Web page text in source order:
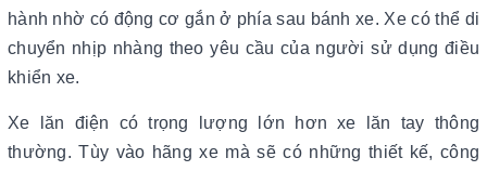
hành nhờ có động cơ gắn ở phía sau bánh xe. Xe có thể di
chuyển nhịp nhàng theo yêu cầu của người sử dụng điều
khiển xe.
Xe lăn điện có trọng lượng lớn hơn xe lăn tay thông
thường. Tùy vào hãng xe mà sẽ có những thiết kế, công